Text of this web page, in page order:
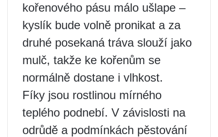
kořenového pásu málo ušlape –
kyslík bude volně pronikat a za
druhé posekaná tráva slouží jako
mulč, takže ke kořenům se
normálně dostane i vlhkost.
Fíky jsou rostlinou mírného
teplého podnebí. V závislosti na
odrůdě a podmínkách pěstování